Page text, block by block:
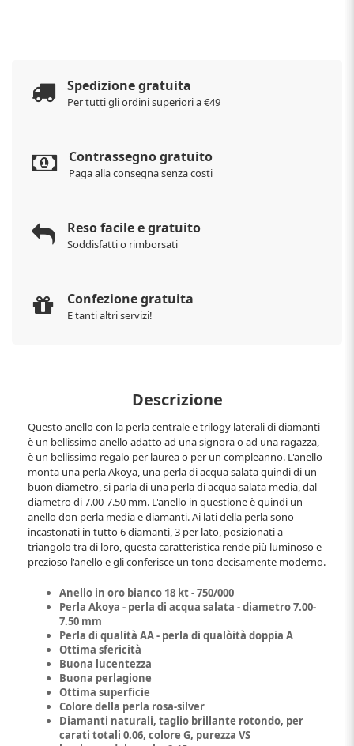
Spedizione gratuita
Per tutti gli ordini superiori a €49
Contrassegno gratuito
Paga alla consegna senza costi
Reso facile e gratuito
Soddisfatti o rimborsati
Confezione gratuita
E tanti altri servizi!
Descrizione
Questo anello con la perla centrale e trilogy laterali di diamanti
è un bellissimo anello adatto ad una signora o ad una ragazza,
è un bellissimo regalo per laurea o per un compleanno. L'anello
monta una perla Akoya, una perla di acqua salata quindi di un
buon diametro, si parla di una perla di acqua salata media, dal
diametro di 7.00-7.50 mm. L'anello in questione è quindi un
anello don perla media e diamanti. Ai lati della perla sono
incastonati in tutto 6 diamanti, 3 per lato, posizionati a
triangolo tra di loro, questa caratteristica rende più luminoso e
prezioso l'anello e gli conferisce un tono decisamente moderno.
Anello in oro bianco 18 kt - 750/000
Perla Akoya - perla di acqua salata - diametro 7.00-
7.50 mm
Perla di qualità AA - perla di qualòità doppia A
Ottima sfericità
Buona lucentezza
Buona perlagione
Ottima superficie
Colore della perla rosa-silver
Diamanti naturali, taglio brillante rotondo, per
carati totali 0.06, colore G, purezza VS